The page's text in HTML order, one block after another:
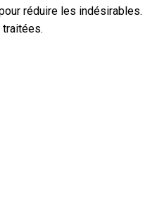
réduire les indésirables.
traitées.